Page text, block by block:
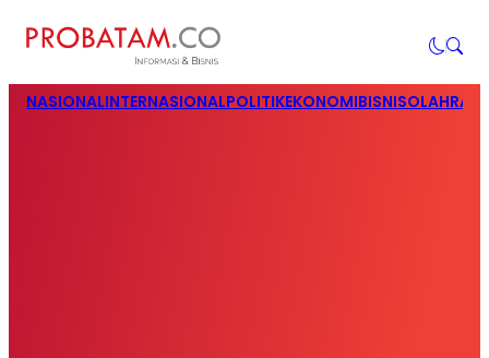
NASIONALINTERNASIONALPOLITIKEKONOMIBISNIS